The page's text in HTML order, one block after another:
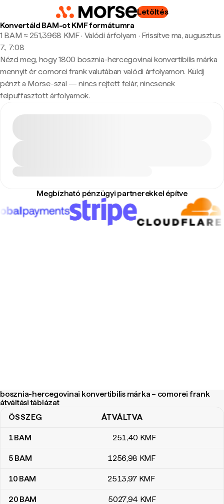
Letöltés
Konvertáld BAM-ot KMF formátumra
1 BAM ≈ 251,3968 KMF · Valódi árfolyam · Frissítve ma, augusztus
7., 7:08
Nézd meg, hogy 1800 bosznia-hercegovinai konvertibilis márka
mennyit ér comorei frank valutában valódi árfolyamon. Küldj
pénzt a Morse-szal — nincs rejtett felár, nincsenek
felpuffasztott árfolyamok.
Megbízható pénzügyi partnerekkel építve
bosznia-hercegovinai konvertibilis márka – comorei frank
átváltási táblázat
bosznia-hercegovinai konvertibilis márka – comorei frank
ÖSSZEG ÁTVÁLTVA
1BAM 251,40 KMF
5 BAM 1256,98 KMF
10 BAM 2513,97 KMF
20 BAM 5027,94 KMF